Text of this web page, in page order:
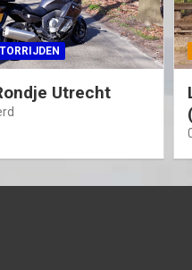
Utrecht